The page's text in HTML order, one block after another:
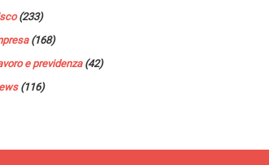
(233)
(168)
e previdenza(42)
(116)